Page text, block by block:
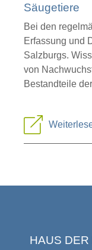
Säugetiere
Bei den
Erfassung und
Salzburgs.
von
Bestandteile
HAUS DER